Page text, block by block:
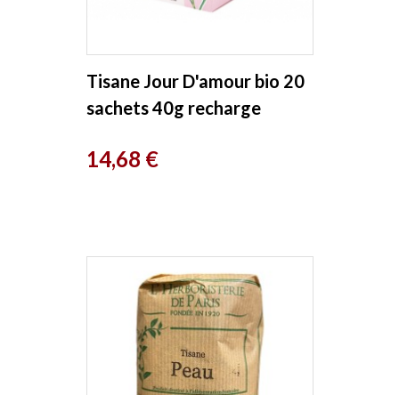
Tisane Jour D'amour bio 20
sachets 40g recharge
Prix
14,68 €